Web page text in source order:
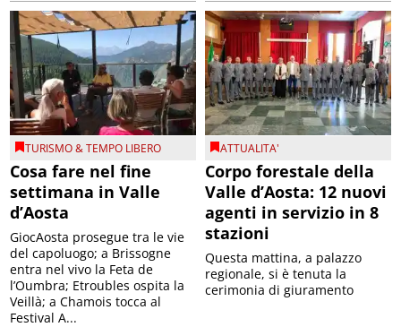
TURISMO & TEMPO LIBERO
Cosa fare nel fine
settimana in Valle
d’Aosta
GiocAosta prosegue tra le vie
del capoluogo; a Brissogne
entra nel vivo la Feta de
l’Oumbra; Etroubles ospita la
Veillà; a Chamois tocca al
Festival A...
ATTUALITA'
Corpo forestale della
Valle d’Aosta: 12 nuovi
agenti in servizio in 8
stazioni
Questa mattina, a palazzo
regionale, si è tenuta la
cerimonia di giuramento